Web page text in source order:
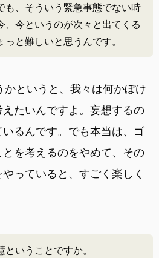
も、そういう緊急事態でない時
、今というのが次々と出てくる
と難しいと思うんです。
かというと、我々は何かぼけ
たいんですよ。妄想するの
るんです。でも本当は、ゴ
を考えるのをやめて、その
っていると、すごく楽しく
いうことですか。